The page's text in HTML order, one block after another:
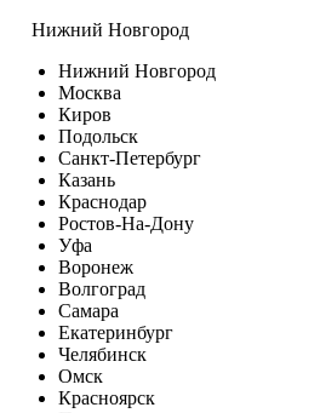
Нижний Новгород
Нижний Новгород
Москва
Киров
Подольск
Санкт-Петербург
Казань
Краснодар
Ростов-На-Дону
Уфа
Воронеж
Волгоград
Самара
Екатеринбург
Челябинск
Омск
Красноярск